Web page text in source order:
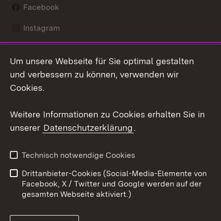
Facebook
Instagram
Mastodon
Youtube
Kontakt
Datenschutz
Barrierefreiheit
Impressum Cookies
Um unsere Webseite für Sie optimal gestalten
und verbessern zu können, verwenden wir
Cookies.
Weitere Informationen zu Cookies erhalten Sie in
unserer Datenschutzerklärung.
Technisch notwendige Cookies
Drittanbieter-Cookies (Social-Media-Elemente von
Facebook, X / Twitter und Google werden auf der
gesamten Webseite aktiviert.)